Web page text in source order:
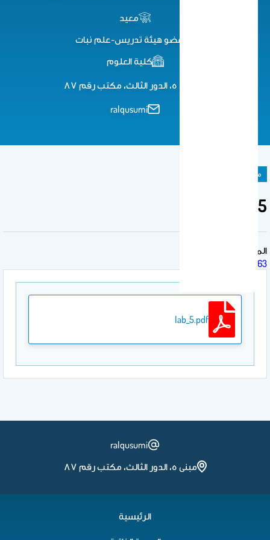
معيد
عضو هيئة تدريس-علم نبات
كلية العلوم
مبنى ٥، الدور الثالث، مكتب رقم ٨٧
ralqusumi
ملحق المادة الدراسية
Lab 5
المقرر الدراسي
MBI 463
lab_5.pdf
ralqusumi
مبنى ٥، الدور الثالث، مكتب رقم ٨٧
الرئيسية